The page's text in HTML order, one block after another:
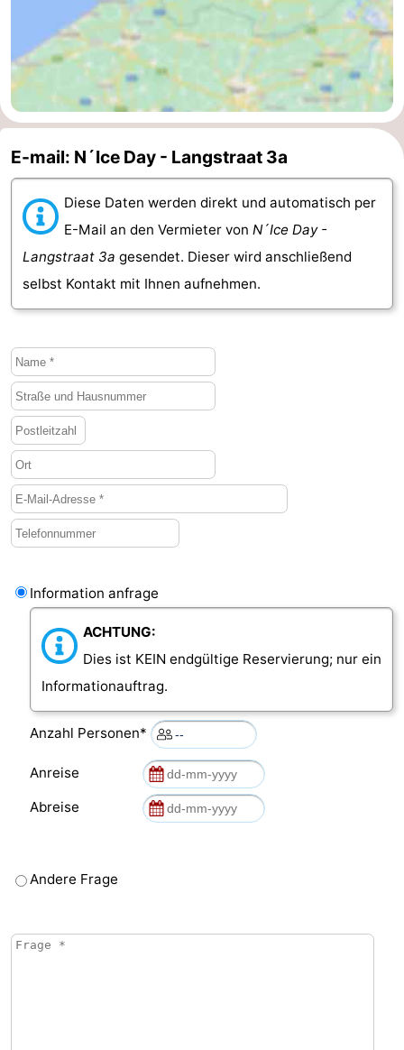
Walcherse
bos
Dishoek
Vlissingen
-
Middelburg
Zeeuws-
Vlaanderen
-
Nieuwvliet
Sluis
Cadzand
Het
Zwin
Kontakt
E-mail: N´Ice Day - Langstraat 3a
Diese Daten werden direkt und automatisch per
E-Mail an den Vermieter von N´Ice Day -
Langstraat 3a gesendet. Dieser wird anschließend
selbst Kontakt mit Ihnen aufnehmen.
Information anfrage
ACHTUNG:
Dies ist KEIN endgültige Reservierung; nur ein
Informationauftrag.
Anzahl Personen*
Anreise
Abreise
Andere Frage